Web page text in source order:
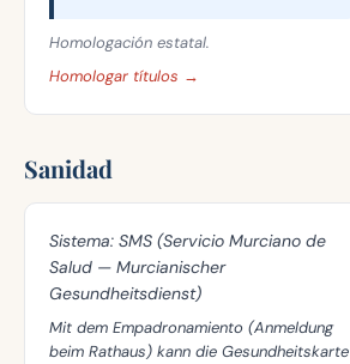
Homologación estatal.
Homologar títulos →
Sanidad
Sistema: SMS (Servicio Murciano de
Salud — Murcianischer
Gesundheitsdienst)
Mit dem Empadronamiento (Anmeldung
beim Rathaus) kann die Gesundheitskarte